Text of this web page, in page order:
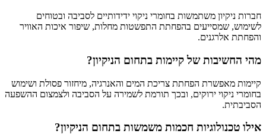
חברות ניקיון משתמשות בחומרי ניקוי ידידותיים לסביבה ובטוחים
לשימוש, שמסייעים בהפחתת התפשטות מחלות, שיפור איכות האוויר
והפחתת אלרגנים.
מהי החשיבות של קיימות בתחום הניקיון?
קיימות מאפשרת הפחתת צריכת המים והאנרגיה, מיחזור פסולת ושימוש
בחומרי ניקוי ירוקים, ובכך תורמת לשמירה על הסביבה ולצמצום ההשפעה
הסביבתית.
אילו טכנולוגיות חכמות משמשות בתחום הניקיון?